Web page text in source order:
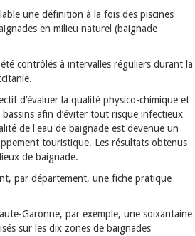
une définition à la fois des piscines
en milieu naturel (baignade
contrôlés à intervalles réguliers durant la
d’évaluer la qualité physico-chimique et
afin d’éviter tout risque infectieux
de l'eau de baignade est devenue un
touristique. Les résultats obtenus
de baignade.
par département, une fiche pratique
Garonne, par exemple, une soixantaine
sur les dix zones de baignades